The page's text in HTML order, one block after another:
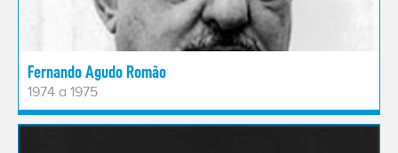
Fernando Agudo Romão
1974 a 1975